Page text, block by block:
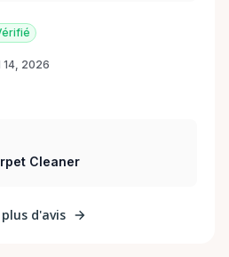
14, 2026
Cleaner
d'avis